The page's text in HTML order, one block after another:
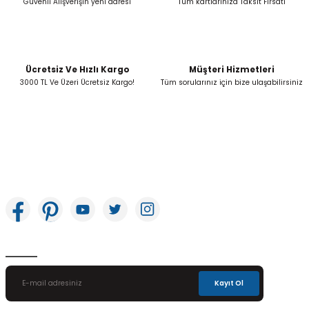
Gönder
Ücretsiz Ve Hızlı Kargo
3000 TL Ve Üzeri Ücretsiz Kargo!
Müşteri Hizmetleri
Tüm sorularınız için bize ulaşabilirsiniz
Kayıt Ol